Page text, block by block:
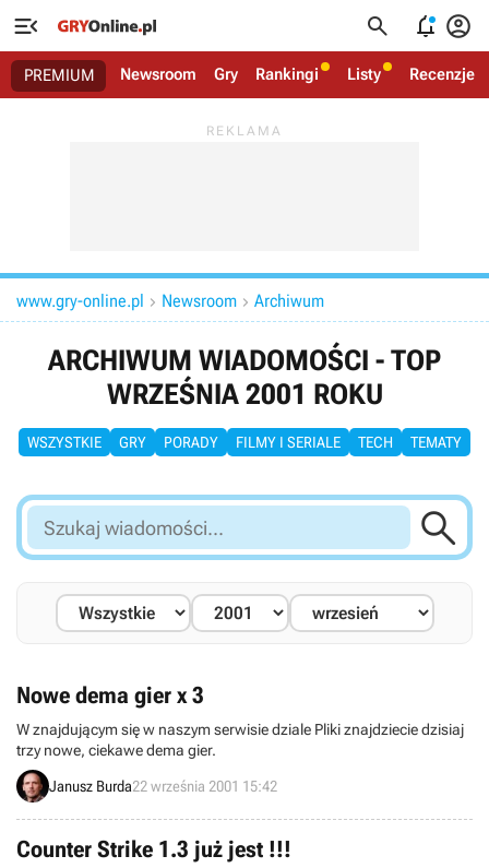
   
PREMIUM Newsroom Gry Rankingi Listy Recenzje
www.gry-online.pl  Newsroom  Archiwum
ARCHIWUM WIADOMOŚCI - TOP
WRZEŚNIA 2001 ROKU
WSZYSTKIE GRY PORADY FILMY I SERIALE TECH TEMATY
Szukaj
wiadomości...

Nowe dema gier x 3
W znajdującym się w naszym serwisie dziale Pliki znajdziecie dzisiaj
trzy nowe, ciekawe dema gier.
Janusz Burda22 września 2001 15:42
Counter Strike 1.3 już jest !!!